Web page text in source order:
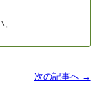
次の記事へ →